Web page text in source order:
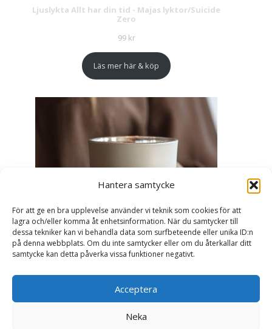
Hantera samtycke
För att ge en bra upplevelse använder vi teknik som cookies för att
lagra och/eller komma åt enhetsinformation. När du samtycker till
dessa tekniker kan vi behandla data som surfbeteende eller unika ID:n
på denna webbplats. Om du inte samtycker eller om du återkallar ditt
samtycke kan detta påverka vissa funktioner negativt.
Acceptera
Neka
Ljuslykta Allt har din tid - Majas lyktor/Suicide
Zero
99 kr
Läs mer här & köp
Ljuslykta Älskade Farmor - Majas lyktor/
Barncancerfonden
99kr